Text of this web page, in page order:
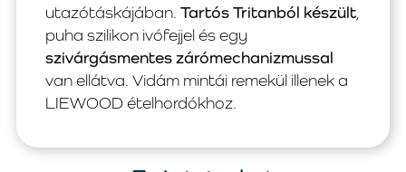
utazótáskájában. Tartós Tritanból készült
puha szilikon ivófejjel és egy
szivárgásmentes zárómechanizmussal
van ellátva. Vidám mintái remekül illenek a
LIEWOOD ételhordókhoz.